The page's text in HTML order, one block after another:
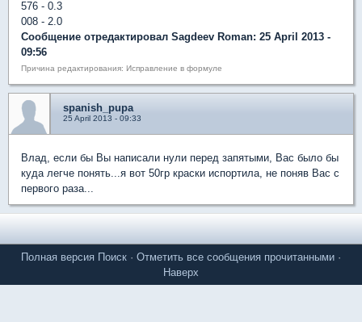
576 - 0.3
008 - 2.0
Сообщение отредактировал Sagdeev Roman: 25 April 2013 -
09:56
Причина редактирования: Исправление в формуле
spanish_pupa
25 April 2013 - 09:33
Влад, если бы Вы написали нули перед запятыми, Вас было бы
куда легче понять...я вот 50гр краски испортила, не поняв Вас с
первого раза...
Полная версия Поиск · Отметить все сообщения прочитанными ·
Наверх